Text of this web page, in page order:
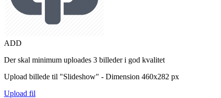
ADD
Der skal minimum uploades 3 billeder i god kvalitet
Upload billede til "Slideshow" - Dimension 460x282 px
Upload fil